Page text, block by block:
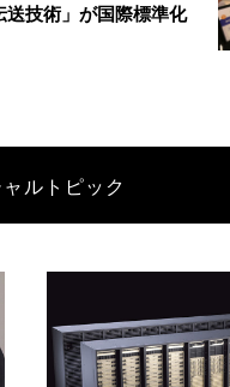
送技術」が国際標準化
ルトピック